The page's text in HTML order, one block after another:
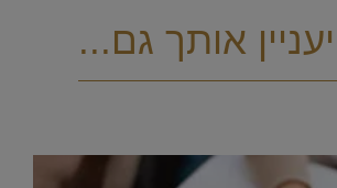
אותך גם...